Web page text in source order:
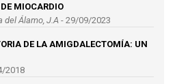
AL PACIENTE CON
MULTIORGÁNICA
- LA SALUD BUCODENTAL
MIOCARDIO
del Álamo, J.A - 29/09/2023
DE LA AMIGDALECTOMÍA: UN
2018